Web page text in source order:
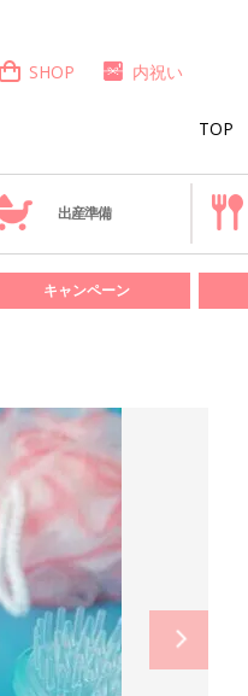
TOP
SHOP 内祝い
出産準備
キャンペーン